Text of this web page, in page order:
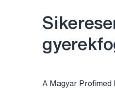
A Magyar Profimed